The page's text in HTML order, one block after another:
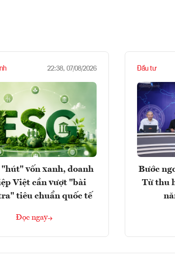
22:38, 07/08/2026
vốn xanh, doanh
Việt cần vượt "bài
tiêu chuẩn quốc tế
Đọc ngay
Đầu tư
Bước
Từ thu